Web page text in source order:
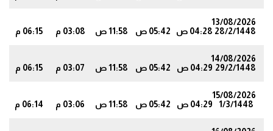
13/08/2026
28/2/1448 04:28 ص 05:42 ص 11:58 ص 03:08 م 06:15 م
14/08/2026
29/2/1448 04:29 ص 05:42 ص 11:58 ص 03:07 م 06:15 م
15/08/2026
1/3/1448
04:29 ص 05:42 ص 11:58 ص 03:06 م 06:14 م